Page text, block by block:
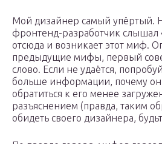
Мой дизайнер самый упёртый.
фронтенд-разработчик слышал
отсюда и возникает этот миф.
предыдущие мифы, первый
слово. Если не удаётся,
больше информации, почему он
обратиться к его менее
разъяснением (правда, таким
обидеть своего дизайнера,